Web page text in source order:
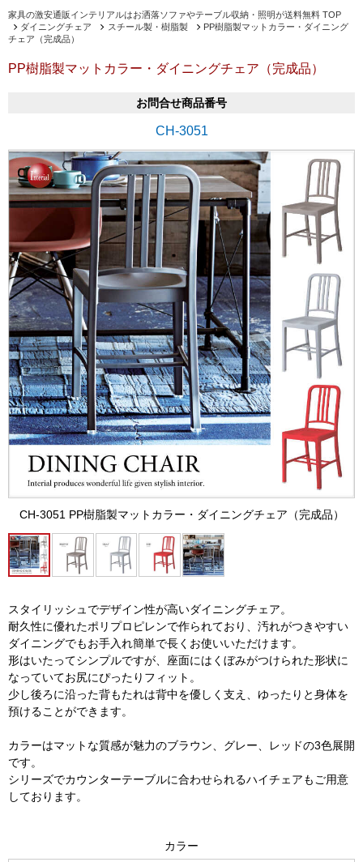
家具の激安通販インテリアルはお洒落ソファやテーブル収納・照明が送料無料 TOP
ダイニングチェア
スチール製・樹脂製
PP樹脂製マットカラー・ダイニング
チェア（完成品）
PP樹脂製マットカラー・ダイニングチェア（完成品）
お問合せ商品番号
CH-3051
CH-3051 PP樹脂製マットカラー・ダイニングチェア（完成品）
スタイリッシュでデザイン性が高いダイニングチェア。
耐久性に優れたポリプロピレンで作られており、汚れがつきやすい
ダイニングでもお手入れ簡単で長くお使いいただけます。
形はいたってシンプルですが、座面にはくぼみがつけられた形状に
なっていてお尻にぴったりフィット。
少し後ろに沿った背もたれは背中を優しく支え、ゆったりと身体を
預けることができます。
カラーはマットな質感が魅力のブラウン、グレー、レッドの3色展開
です。
シリーズでカウンターテーブルに合わせられるハイチェアもご用意
しております。
カラー